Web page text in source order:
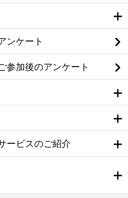
ンケート
参加後のアンケート
ービスのご紹介